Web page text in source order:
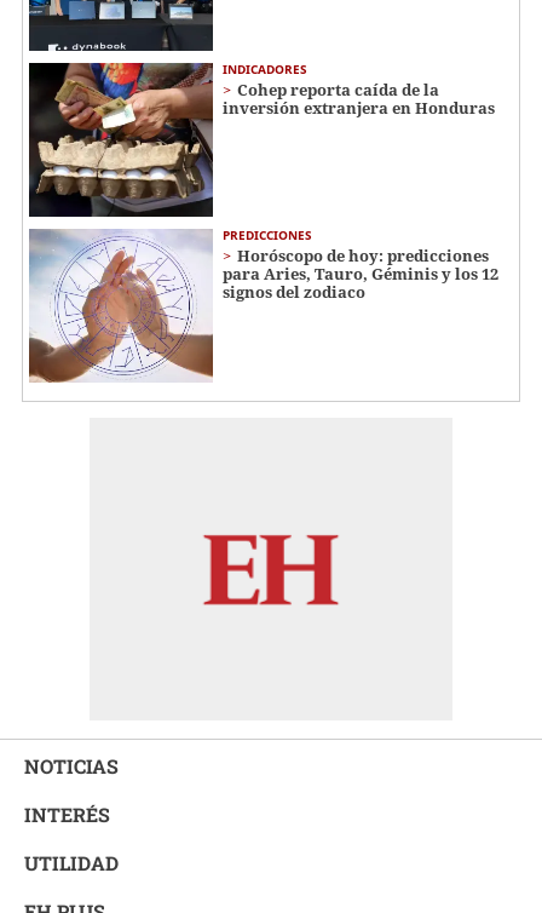
INDICADORES
Cohep reporta caída de la
inversión extranjera en Honduras
PREDICCIONES
Horóscopo de hoy: predicciones
para Aries, Tauro, Géminis y los 12
signos del zodiaco
NOTICIAS
INTERÉS
UTILIDAD